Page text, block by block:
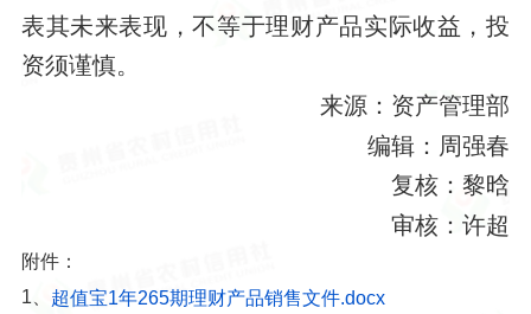
表其未来表现，不等于理财产品实际收益，投
资须谨慎。
来源：资产管理部
编辑： 周强春
复核：黎晗
审核：许超
附件：
1、 超值宝1年265期理财产品销售文件.docx